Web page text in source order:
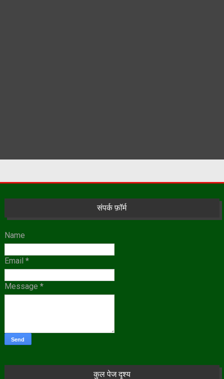
संपर्क फ़ॉर्म
Name
Email *
Message *
कुल पेज दृश्य